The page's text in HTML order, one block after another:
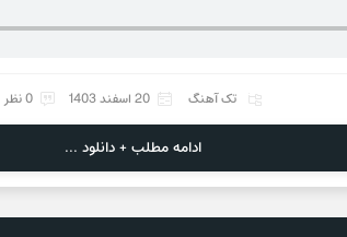
تک آهنگ 20 اسفند 1403 0 نظر
ادامه مطلب + دانلود ...